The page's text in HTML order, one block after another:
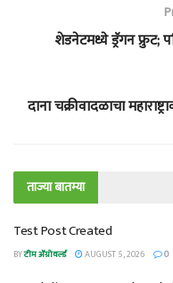
शेडनेटमध्ये ड्रॅगन फ्रुट;
दाना चक्रीवादळाचा
ताज्या बातम्या
Test Post Created
BYटीम ॲग्रोवर्ल्ड AUGUST 5, 2026 0